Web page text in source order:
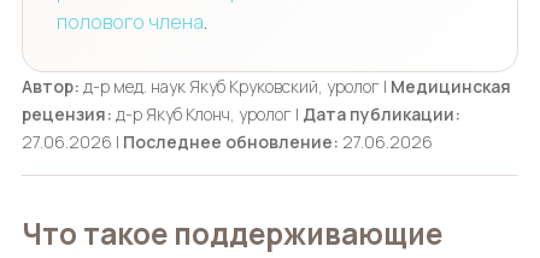
полового члена.
Автор: д-р мед. наук Якуб Круковский, уролог | Медицинская
рецензия: д-р Якуб Клонч, уролог | Дата публикации:
27.06.2026 | Последнее обновление: 27.06.2026
Что такое поддерживающие